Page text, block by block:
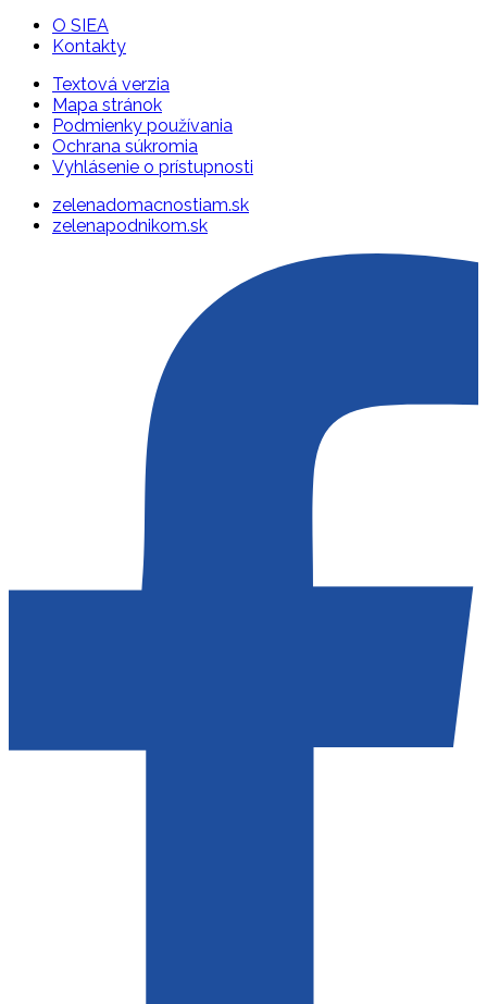
O SIEA
Kontakty
Textová verzia
Mapa stránok
Podmienky používania
Ochrana súkromia
Vyhlásenie o prístupnosti
zelenadomacnostiam.sk
zelenapodnikom.sk